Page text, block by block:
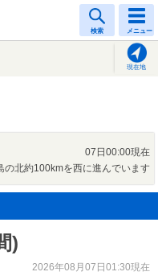
検索 メニュー
現在地
07日00:00現在
の北約100kmを西に進んでいます
)
2026年08月07日01:30現在